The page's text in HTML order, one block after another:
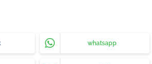
whatsapp